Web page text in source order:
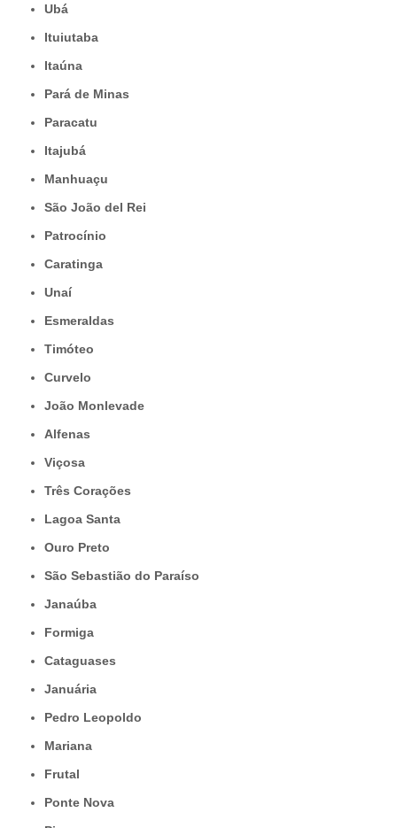
Ubá
Ituiutaba
Itaúna
Pará de Minas
Paracatu
Itajubá
Manhuaçu
São João del Rei
Patrocínio
Caratinga
Unaí
Esmeraldas
Timóteo
Curvelo
João Monlevade
Alfenas
Viçosa
Três Corações
Lagoa Santa
Ouro Preto
São Sebastião do Paraíso
Janaúba
Formiga
Cataguases
Januária
Pedro Leopoldo
Mariana
Frutal
Ponte Nova